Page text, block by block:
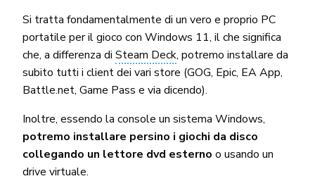
Si tratta fondamentalmente di un vero e proprio PC
portatile per il gioco con Windows 11, il che significa
che, a differenza diSteam Deck, potremo installare da
subito tutti i client dei vari store (GOG, Epic, EA App,
Battle.net, Game Pass e via dicendo).
Inoltre, essendo la console un sistema Windows,
potremo installare persino i giochi da disco
collegando un lettore dvd esterno o usando un
drive virtuale.